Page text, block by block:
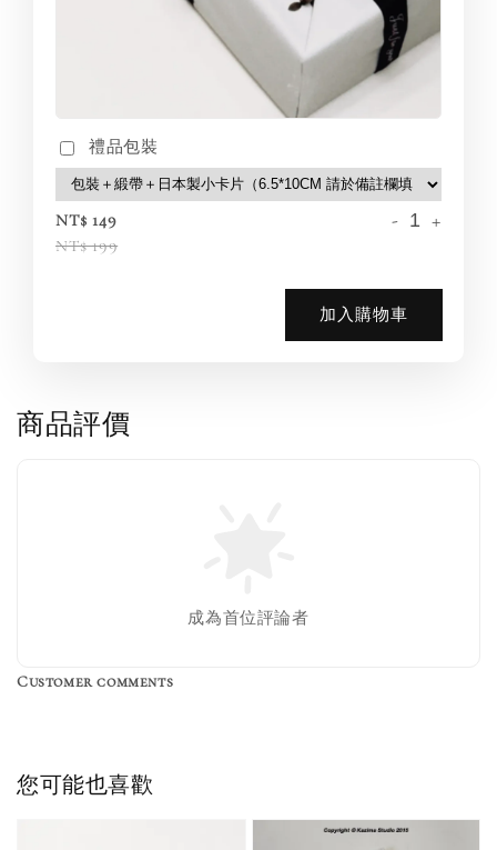
禮品包裝
NT$ 149
NT$ 199
- +
加入購物車
商品評價
成為首位評論者
Customer comments
您可能也喜歡